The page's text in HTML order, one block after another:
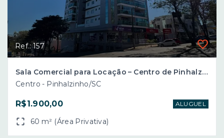
Ref.: 157
Sala Comercial para Locação – Centro de Pinhalzinho/SC
Centro - Pinhalzinho/SC
R$1.900,00 ALUGUEL
60 m² (Área Privativa)